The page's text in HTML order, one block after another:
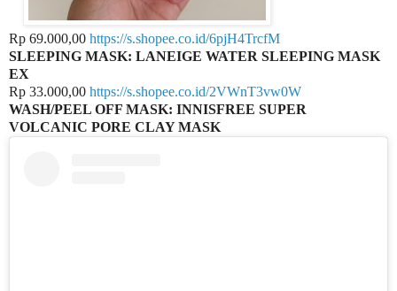
Rp 69.000,00 https://s.shopee.co.id/6pjH4TrcfM
SLEEPING MASK: LANEIGE WATER SLEEPING MASK
EX
Rp 33.000,00 https://s.shopee.co.id/2VWnT3vw0W
WASH/PEEL OFF MASK: INNISFREE SUPER
VOLCANIC PORE CLAY MASK